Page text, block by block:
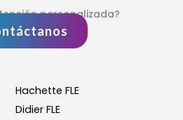
personalizada?
Hachette FLE
Didier FLE